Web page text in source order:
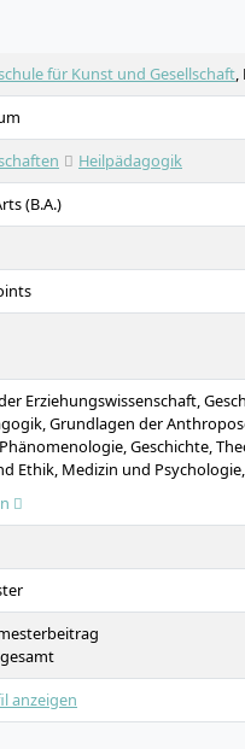
für Kunst und Gesellschaft,
Heilpädagogik
(B.A.)
Erziehungswissenschaft,
Grundlagen der
Geschichte,
Ethik, Medizin und
Kommunikation, tiergestützte
Kinder- und Jugendhilfe,
Diagnostik und
Intervention, Malerei,
therapeutische
Kunst- und
und Erkenntnistheorie
anzeigen